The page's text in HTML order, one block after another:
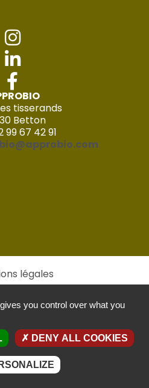
tisserands
Betton
99 67 42 91
légales
confidentialité
Imagic – 2022
you control over what you
DENY ALL COOKIES